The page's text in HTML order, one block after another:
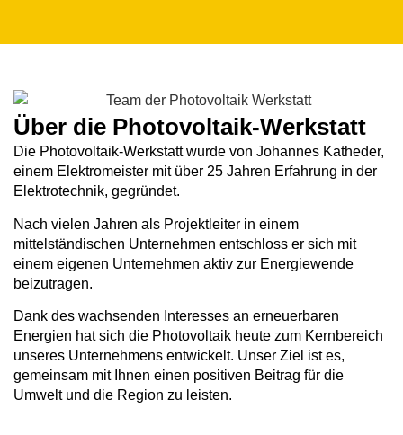
Über die Photovoltaik-Werkstatt
Die Photovoltaik-Werkstatt wurde von Johannes Katheder,
einem Elektromeister mit über 25 Jahren Erfahrung in der
Elektrotechnik, gegründet.
Nach vielen Jahren als Projektleiter in einem
mittelständischen Unternehmen entschloss er sich mit
einem eigenen Unternehmen aktiv zur Energiewende
beizutragen.
Dank des wachsenden Interesses an erneuerbaren
Energien hat sich die Photovoltaik heute zum Kernbereich
unseres Unternehmens entwickelt. Unser Ziel ist es,
gemeinsam mit Ihnen einen positiven Beitrag für die
Umwelt und die Region zu leisten.